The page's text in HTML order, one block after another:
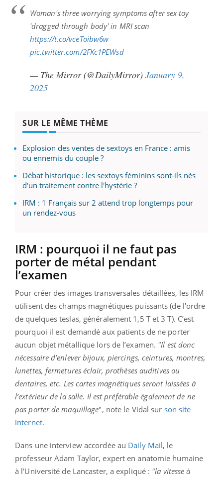
Woman's three worrying symptoms after sex toy
'dragged through body' in MRI scan
https://t.co/vceToibw6w
pic.twitter.com/2FKc1PEWsd
— The Mirror (@DailyMirror) January 9,
2025
SUR LE MÊME THÈME
Explosion des ventes de sextoys en France : amis
ou ennemis du couple ?
Débat historique : les sextoys féminins sont-ils nés
d'un traitement contre l'hystérie ?
IRM : 1 Français sur 2 attend trop longtemps pour
un rendez-vous
IRM : pourquoi il ne faut pas
porter de métal pendant
l’examen
Pour créer des images transversales détaillées, les IRM
utilisent des champs magnétiques puissants (de l'ordre
de quelques teslas, généralement 1,5 T et 3 T). C’est
pourquoi il est demandé aux patients de ne porter
aucun objet métallique lors de l’examen. "Il est donc
nécessaire d’enlever bijoux, piercings, ceintures, montres,
lunettes, fermetures éclair, prothèses auditives ou
dentaires, etc. Les cartes magnétiques seront laissées à
l’extérieur de la salle. Il est préférable également de ne
pas porter de maquillage", note le Vidal sur son site
internet.
Dans une interview accordée au Daily Mail, le
professeur Adam Taylor, expert en anatomie humaine
à l'Université de Lancaster, a expliqué : "la vitesse à